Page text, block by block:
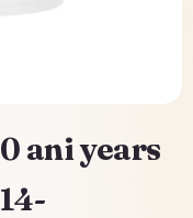
ani years